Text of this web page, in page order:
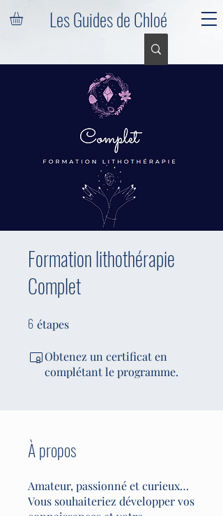
Les Guides de Chloé
Formation lithothérapie
Complet
6 étapes
Obtenez un certificat en
complétant le programme.
À propos
Amateur, passionné et curieux…
Vous souhaiteriez développer vos